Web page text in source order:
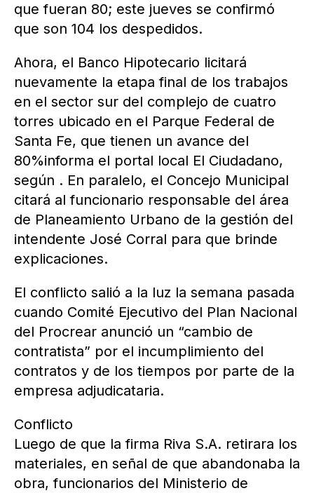
que fueran 80; este jueves se confirmó
que son 104 los despedidos.
Ahora, el Banco Hipotecario licitará
nuevamente la etapa final de los trabajos
en el sector sur del complejo de cuatro
torres ubicado en el Parque Federal de
Santa Fe, que tienen un avance del
80%informa el portal local El Ciudadano,
según . En paralelo, el Concejo Municipal
citará al funcionario responsable del área
de Planeamiento Urbano de la gestión del
intendente José Corral para que brinde
explicaciones.
El conflicto salió a la luz la semana pasada
cuando Comité Ejecutivo del Plan Nacional
del Procrear anunció un “cambio de
contratista” por el incumplimiento del
contratos y de los tiempos por parte de la
empresa adjudicataria.
Conflicto
Luego de que la firma Riva S.A. retirara los
materiales, en señal de que abandonaba la
obra, funcionarios del Ministerio de